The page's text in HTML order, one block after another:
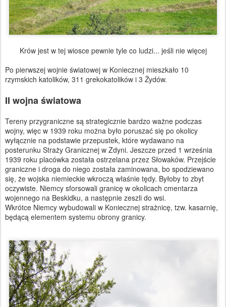
Krów jest w tej wiosce pewnie tyle co ludzi... jeśli nie więcej
Po pierwszej wojnie światowej w Koniecznej mieszkało 10
rzymskich katolików, 311 grekokatolików i 3 Żydów.
II wojna światowa
Tereny przygraniczne są strategicznie bardzo ważne podczas
wojny, więc w 1939 roku można było poruszać się po okolicy
wyłącznie na podstawie przepustek, które wydawano na
posterunku Straży Granicznej w Zdyni. Jeszcze przed 1 września
1939 roku placówka została ostrzelana przez Słowaków. Przejście
graniczne i droga do niego została zaminowana, bo spodziewano
się, że wojska niemieckie wkroczą właśnie tędy. Byłoby to zbyt
oczywiste. Niemcy sforsowali granicę w okolicach cmentarza
wojennego na Beskidku, a następnie zeszli do wsi.
Wkrótce Niemcy wybudowali w Koniecznej strażnicę, tzw. kasarnię,
będącą elementem systemu obrony granicy.